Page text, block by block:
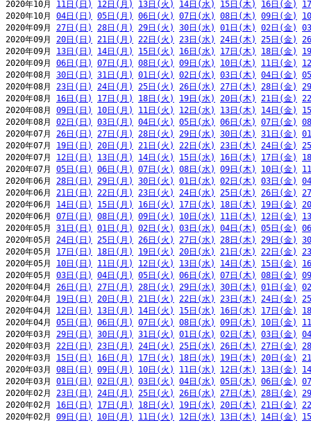
2020年10月 11日(日) 12日(月) 13日(火) 14日(水) 15日(木) 16日(金)
2020年10月 04日(日) 05日(月) 06日(火) 07日(水) 08日(木) 09日(金)
2020年09月 27日(日) 28日(月) 29日(火) 30日(水) 01日(木) 02日(金)
2020年09月 20日(日) 21日(月) 22日(火) 23日(水) 24日(木) 25日(金)
2020年09月 13日(日) 14日(月) 15日(火) 16日(水) 17日(木) 18日(金)
2020年09月 06日(日) 07日(月) 08日(火) 09日(水) 10日(木) 11日(金)
2020年08月 30日(日) 31日(月) 01日(火) 02日(水) 03日(木) 04日(金)
2020年08月 23日(日) 24日(月) 25日(火) 26日(水) 27日(木) 28日(金)
2020年08月 16日(日) 17日(月) 18日(火) 19日(水) 20日(木) 21日(金)
2020年08月 09日(日) 10日(月) 11日(火) 12日(水) 13日(木) 14日(金)
2020年08月 02日(日) 03日(月) 04日(火) 05日(水) 06日(木) 07日(金)
2020年07月 26日(日) 27日(月) 28日(火) 29日(水) 30日(木) 31日(金)
2020年07月 19日(日) 20日(月) 21日(火) 22日(水) 23日(木) 24日(金)
2020年07月 12日(日) 13日(月) 14日(火) 15日(水) 16日(木) 17日(金)
2020年07月 05日(日) 06日(月) 07日(火) 08日(水) 09日(木) 10日(金)
2020年06月 28日(日) 29日(月) 30日(火) 01日(水) 02日(木) 03日(金)
2020年06月 21日(日) 22日(月) 23日(火) 24日(水) 25日(木) 26日(金)
2020年06月 14日(日) 15日(月) 16日(火) 17日(水) 18日(木) 19日(金)
2020年06月 07日(日) 08日(月) 09日(火) 10日(水) 11日(木) 12日(金)
2020年05月 31日(日) 01日(月) 02日(火) 03日(水) 04日(木) 05日(金)
2020年05月 24日(日) 25日(月) 26日(火) 27日(水) 28日(木) 29日(金)
2020年05月 17日(日) 18日(月) 19日(火) 20日(水) 21日(木) 22日(金)
2020年05月 10日(日) 11日(月) 12日(火) 13日(水) 14日(木) 15日(金)
2020年05月 03日(日) 04日(月) 05日(火) 06日(水) 07日(木) 08日(金)
2020年04月 26日(日) 27日(月) 28日(火) 29日(水) 30日(木) 01日(金)
2020年04月 19日(日) 20日(月) 21日(火) 22日(水) 23日(木) 24日(金)
2020年04月 12日(日) 13日(月) 14日(火) 15日(水) 16日(木) 17日(金)
2020年04月 05日(日) 06日(月) 07日(火) 08日(水) 09日(木) 10日(金)
2020年03月 29日(日) 30日(月) 31日(火) 01日(水) 02日(木) 03日(金)
2020年03月 22日(日) 23日(月) 24日(火) 25日(水) 26日(木) 27日(金)
2020年03月 15日(日) 16日(月) 17日(火) 18日(水) 19日(木) 20日(金)
2020年03月 08日(日) 09日(月) 10日(火) 11日(水) 12日(木) 13日(金)
2020年03月 01日(日) 02日(月) 03日(火) 04日(水) 05日(木) 06日(金)
2020年02月 23日(日) 24日(月) 25日(火) 26日(水) 27日(木) 28日(金)
2020年02月 16日(日) 17日(月) 18日(火) 19日(水) 20日(木) 21日(金)
2020年02月 09日(日) 10日(月) 11日(火) 12日(水) 13日(木) 14日(金)